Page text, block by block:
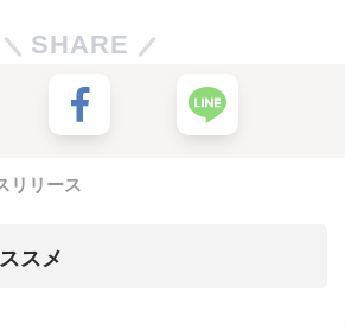
SHARE
リリース
スメ